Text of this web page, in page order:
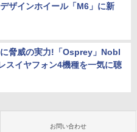
ザインホイール「M6」に新
脅威の実力!「Osprey」Nobl
スイヤフォン4機種を一気に聴
お問い合わせ